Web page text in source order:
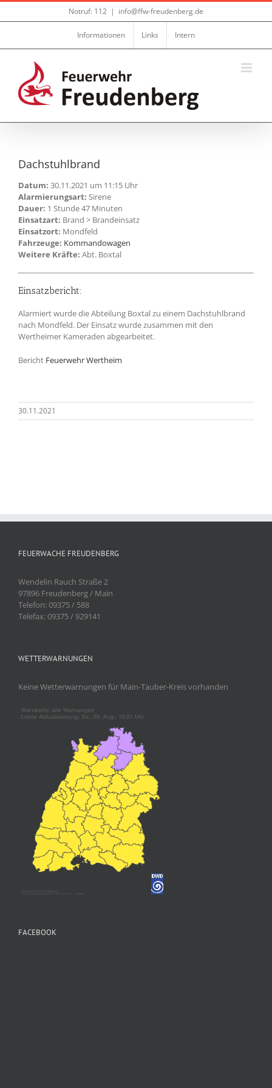
Zum
Notruf: 112 | info@ffw-freudenberg.de
Informationen Links Intern
Dachstuhlbrand
Datum: 30.11.2021 um 11:15 Uhr
Alarmierungsart: Sirene
Dauer: 1 Stunde 47 Minuten
Einsatzart: Brand > Brandeinsatz
Einsatzort: Mondfeld
Fahrzeuge: Kommandowagen
Weitere Kräfte: Abt. Boxtal
Einsatzbericht:
Alarmiert wurde die Abteilung Boxtal zu einem Dachstuhlbrand
nach Mondfeld. Der Einsatz wurde zusammen mit den
Wertheimer Kameraden abgearbeitet.
Bericht Feuerwehr Wertheim
30.11.2021
FEUERWACHE FREUDENBERG
Wendelin Rauch Straße 2
97896 Freudenberg / Main
Telefon: 09375 / 588
Telefax: 09375 / 929141
WETTERWARNUNGEN
Keine Wetterwarnungen für Main-Tauber-Kreis vorhanden
FACEBOOK